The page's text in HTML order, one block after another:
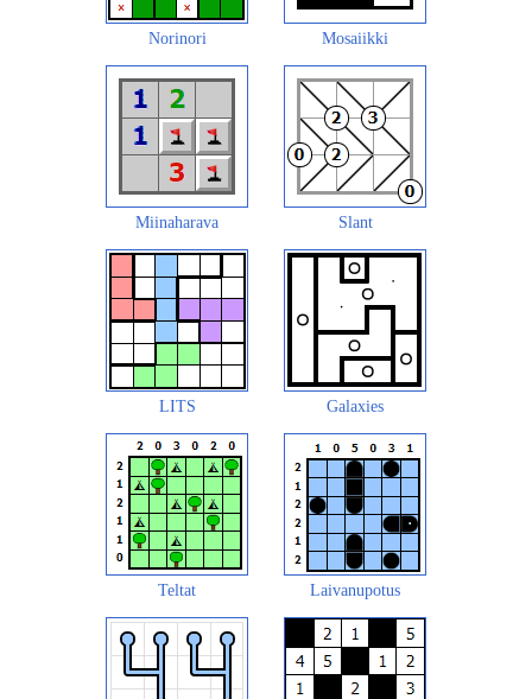
Norinori Mosaiikki
Miinaharava Slant
LITS Galaxies
Teltat Laivanupotus